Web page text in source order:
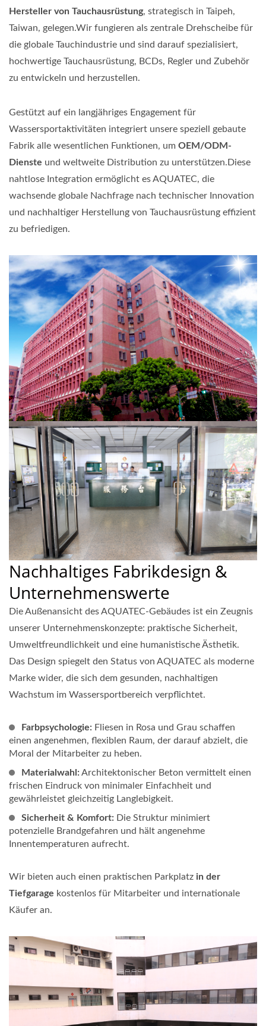
Hersteller von Tauchausrüstung, strategisch in Taipeh,
Taiwan, gelegen.Wir fungieren als zentrale Drehscheibe für
die globale Tauchindustrie und sind darauf spezialisiert,
hochwertige Tauchausrüstung, BCDs, Regler und Zubehör
zu entwickeln und herzustellen.
Gestützt auf ein langjähriges Engagement für
Wassersportaktivitäten integriert unsere speziell gebaute
Fabrik alle wesentlichen Funktionen, um OEM/ODM-
Dienste und weltweite Distribution zu unterstützen.Diese
nahtlose Integration ermöglicht es AQUATEC, die
wachsende globale Nachfrage nach technischer Innovation
und nachhaltiger Herstellung von Tauchausrüstung effizient
zu befriedigen.
Nachhaltiges Fabrikdesign &
Unternehmenswerte
Die Außenansicht des AQUATEC-Gebäudes ist ein Zeugnis
unserer Unternehmenskonzepte: praktische Sicherheit,
Umweltfreundlichkeit und eine humanistische Ästhetik.
Das Design spiegelt den Status von AQUATEC als moderne
Marke wider, die sich dem gesunden, nachhaltigen
Wachstum im Wassersportbereich verpflichtet.
Farbpsychologie: Fliesen in Rosa und Grau schaffen
einen angenehmen, flexiblen Raum, der darauf abzielt, die
Moral der Mitarbeiter zu heben.
Materialwahl:Architektonischer Beton vermittelt einen
frischen Eindruck von minimaler Einfachheit und
gewährleistet gleichzeitig Langlebigkeit.
Sicherheit & Komfort: Die Struktur minimiert
potenzielle Brandgefahren und hält angenehme
Innentemperaturen aufrecht.
Wir bieten auch einen praktischen Parkplatz in der
Tiefgarage kostenlos für Mitarbeiter und internationale
Käufer an.